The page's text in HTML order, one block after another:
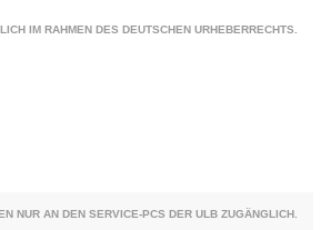
IM RAHMEN DES DEUTSCHEN URHEBERRECHTS.
NUR AN DEN SERVICE-PCS DER ULB ZUGÄNGLICH.